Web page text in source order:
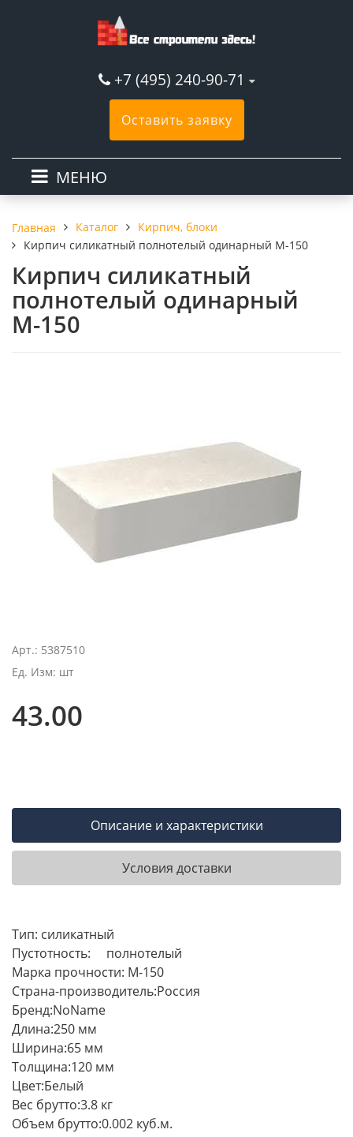
+7 (495) 240-90-71
Оставить заявку
МЕНЮ
Главная Каталог
Кирпич, блоки
Кирпич силикатный полнотелый одинарный М-150
Кирпич силикатный
полнотелый одинарный
М-150
Арт.: 5387510
Ед. Изм: шт
43.00
Описание и характеристики
Условия доставки
Тип: силикатный
Пустотность: полнотелый
Марка прочности: М-150
Страна-производитель:Россия
Бренд:NoName
Длина:250 мм
Ширина:65 мм
Толщина:120 мм
Цвет:Белый
Вес брутто:3.8 кг
Объем брутто:0.002 куб.м.